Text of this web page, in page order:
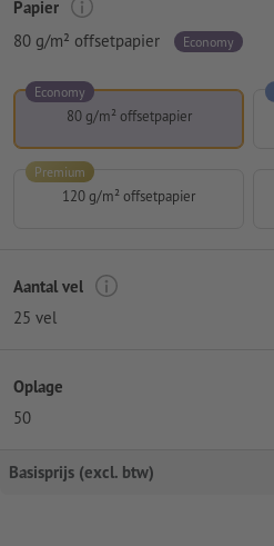
Papier
80 g/m² offsetpapier
Economy
80 g/m² offsetpapier
Economy
120 g/m² offsetpapier
Premium
Aantal vel
25 vel
Oplage
50
Basisprijs (excl. btw)